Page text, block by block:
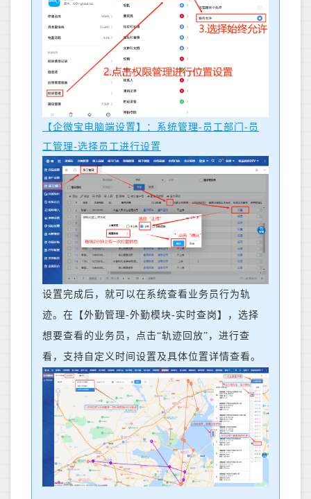
【企微宝电脑端设置】：系统管理-员工部门-员
工管理-选择员工进行设置
设置完成后，就可以在系统查看业务员行为轨
迹。在【外勤管理-外勤模块-实时查岗】，选择
想要查看的业务员，点击“轨迹回放”，进行查
看，支持自定义时间设置及具体位置详情查看。